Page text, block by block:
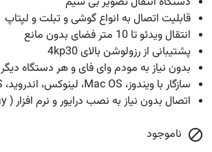
قابلیت اتصال به انواع گوشی و تبلت و لپتاپ
انتقال ویدئو تا 10 متر فضای بدون مانع
پشتیبانی از رزولوشن بالای 4kp30
بدون نیاز به مودم وای فای و هر دستگاه دیگر
سازگار با ویندوز، Mac OS، لینوکس، اندروید، iOS و Chrome OS
اتصال بدون نیاز به نصب درایور و نرم افزار ( Plug & Play )
 ناموجود